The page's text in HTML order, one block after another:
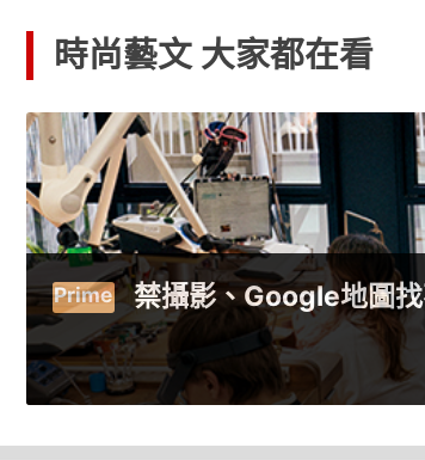
時尚藝文 大家都在看
擊卡地亞頂級珠寶工坊